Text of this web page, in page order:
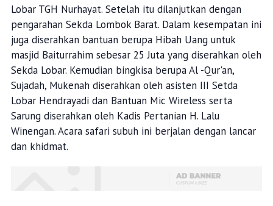
Lobar TGH Nurhayat. Setelah itu dilanjutkan dengan
pengarahan Sekda Lombok Barat. Dalam kesempatan ini
juga diserahkan bantuan berupa Hibah Uang untuk
masjid Baiturrahim sebesar 25 Juta yang diserahkan oleh
Sekda Lobar. Kemudian bingkisa berupa Al -Qur'an,
Sujadah, Mukenah diserahkan oleh asisten III Setda
Lobar Hendrayadi dan Bantuan Mic Wireless serta
Sarung diserahkan oleh Kadis Pertanian H. Lalu
Winengan. Acara safari subuh ini berjalan dengan lancar
dan khidmat.